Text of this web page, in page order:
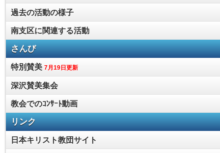
過去の活動の様子
南支区に関連する活動
さんび
特別賛美 7月19日更新
深沢賛美集会
教会でのｺﾝｻｰﾄ動画
リンク
日本キリスト教団サイト